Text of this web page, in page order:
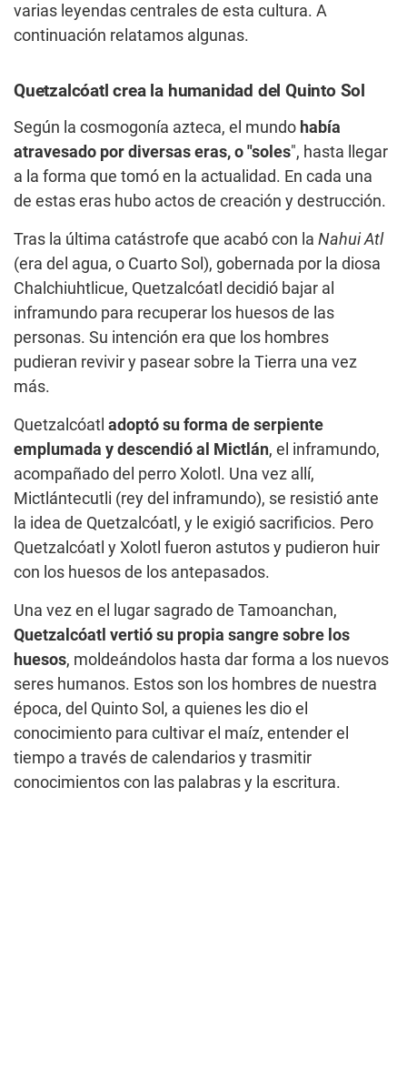
varias leyendas centrales de esta cultura. A
continuación relatamos algunas.
Quetzalcóatl crea la humanidad del Quinto Sol
Según la cosmogonía azteca, el mundo había
atravesado por diversas eras, o "soles", hasta llegar
a la forma que tomó en la actualidad. En cada una
de estas eras hubo actos de creación y destrucción.
Tras la última catástrofe que acabó con la Nahui Atl
(era del agua, o Cuarto Sol), gobernada por la diosa
Chalchiuhtlicue, Quetzalcóatl decidió bajar al
inframundo para recuperar los huesos de las
personas. Su intención era que los hombres
pudieran revivir y pasear sobre la Tierra una vez
más.
Quetzalcóatl adoptó su forma de serpiente
emplumada y descendió al Mictlán, el inframundo,
acompañado del perro Xolotl. Una vez allí,
Mictlántecutli (rey del inframundo), se resistió ante
la idea de Quetzalcóatl, y le exigió sacrificios. Pero
Quetzalcóatl y Xolotl fueron astutos y pudieron huir
con los huesos de los antepasados.
Una vez en el lugar sagrado de Tamoanchan,
Quetzalcóatl vertió su propia sangre sobre los
huesos, moldeándolos hasta dar forma a los nuevos
seres humanos. Estos son los hombres de nuestra
época, del Quinto Sol, a quienes les dio el
conocimiento para cultivar el maíz, entender el
tiempo a través de calendarios y trasmitir
conocimientos con las palabras y la escritura.